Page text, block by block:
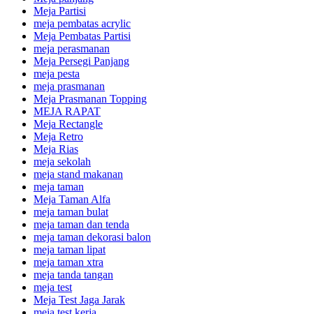
Meja Partisi
meja pembatas acrylic
Meja Pembatas Partisi
meja perasmanan
Meja Persegi Panjang
meja pesta
meja prasmanan
Meja Prasmanan Topping
MEJA RAPAT
Meja Rectangle
Meja Retro
Meja Rias
meja sekolah
meja stand makanan
meja taman
Meja Taman Alfa
meja taman bulat
meja taman dan tenda
meja taman dekorasi balon
meja taman lipat
meja taman xtra
meja tanda tangan
meja test
Meja Test Jaga Jarak